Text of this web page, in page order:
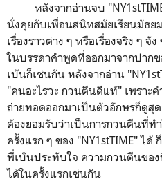
หลังจากอ่านจบ
นั่งคุยกับเพื่อนสนิทสมัยเรียนมัธย
เรื่องราวต่าง ๆ หรือเรื่องจริง ๆ จั
ในบรรดาคำพูดที่ออกมาจากปาก
เบ๊นก็เช่นกัน หลังจากอ่าน
"คนอะไรวะ กวนตีนดีแท้" เพราะค
ถ่ายทอดออกมาเป็นตัวอักษรก็ดูสุ
ต้องยอมรับว่าเป็นการกวนตีนที่ทำ
ครั้งแรก ๆ ของ "NY1stTIME" ไ
พี่เบ๊นประทับใจ ความกวนตีนขอ
ได้ในครั้งแรกเช่นกัน